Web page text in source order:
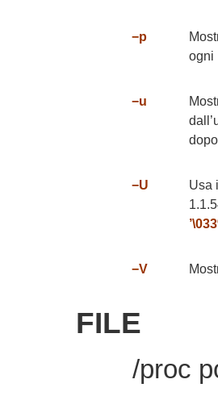
−p
ogni
−u
−U
Usa
−V
FILE
/proc